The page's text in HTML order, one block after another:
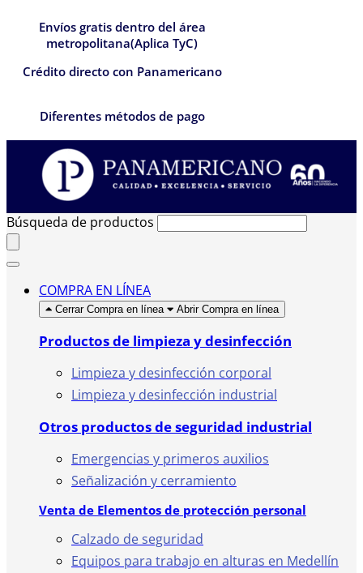
Envíos gratis dentro del área
metropolitana(Aplica TyC)
Crédito directo con Panamericano
Diferentes métodos de pago
Búsqueda de productos
COMPRA EN LÍNEA
Cerrar Compra en línea Abrir Compra en línea
Productos de limpieza y desinfección
Limpieza y desinfección corporal
Limpieza y desinfección industrial
Otros productos de seguridad industrial
Emergencias y primeros auxilios
Señalización y cerramiento
Venta de Elementos de protección personal
Calzado de seguridad
Equipos para trabajo en alturas en Medellín